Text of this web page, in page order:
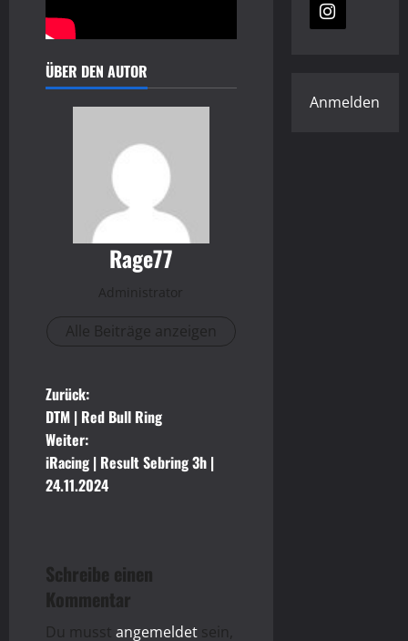
ÜBER DEN AUTOR
Rage77
Administrator
Alle Beiträge anzeigen
B
e
i
a
g
Zurück:
DTM | Red Bull Ring
Weiter:
iRacing | Result Sebring 3h |
24.11.2024
Schreibe einen
Kommentar
Du musst angemeldet sein,
Anmelden